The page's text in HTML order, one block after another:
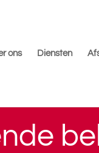
ons Diensten